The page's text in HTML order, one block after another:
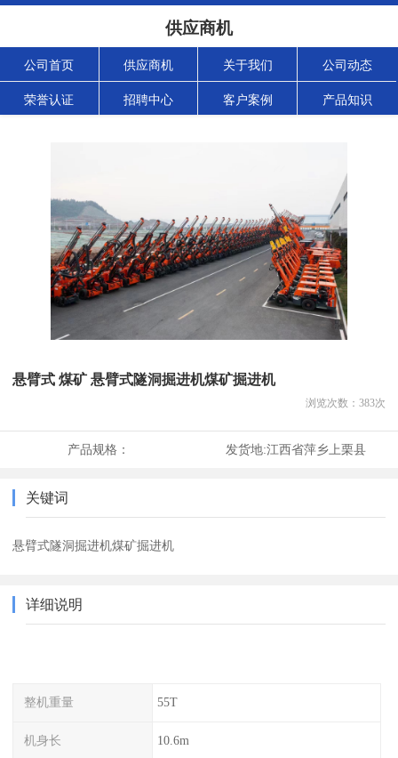
供应商机
公司首页 供应商机 关于我们 公司动态
荣誉认证 招聘中心 客户案例 产品知识
悬臂式 煤矿 悬臂式隧洞掘进机煤矿掘进机
浏览次数： 383次
产品规格： 发货地:江西省萍乡上栗县
关键词
悬臂式隧洞掘进机煤矿掘进机
详细说明
整机重量 55T
机身长 10.6m